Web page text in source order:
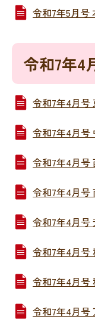
令和7年5月号
令和7年4
令和7年4月号
令和7年4月号
令和7年4月号
令和7年4月号
令和7年4月号
令和7年4月号
令和7年4月号
令和7年4月号